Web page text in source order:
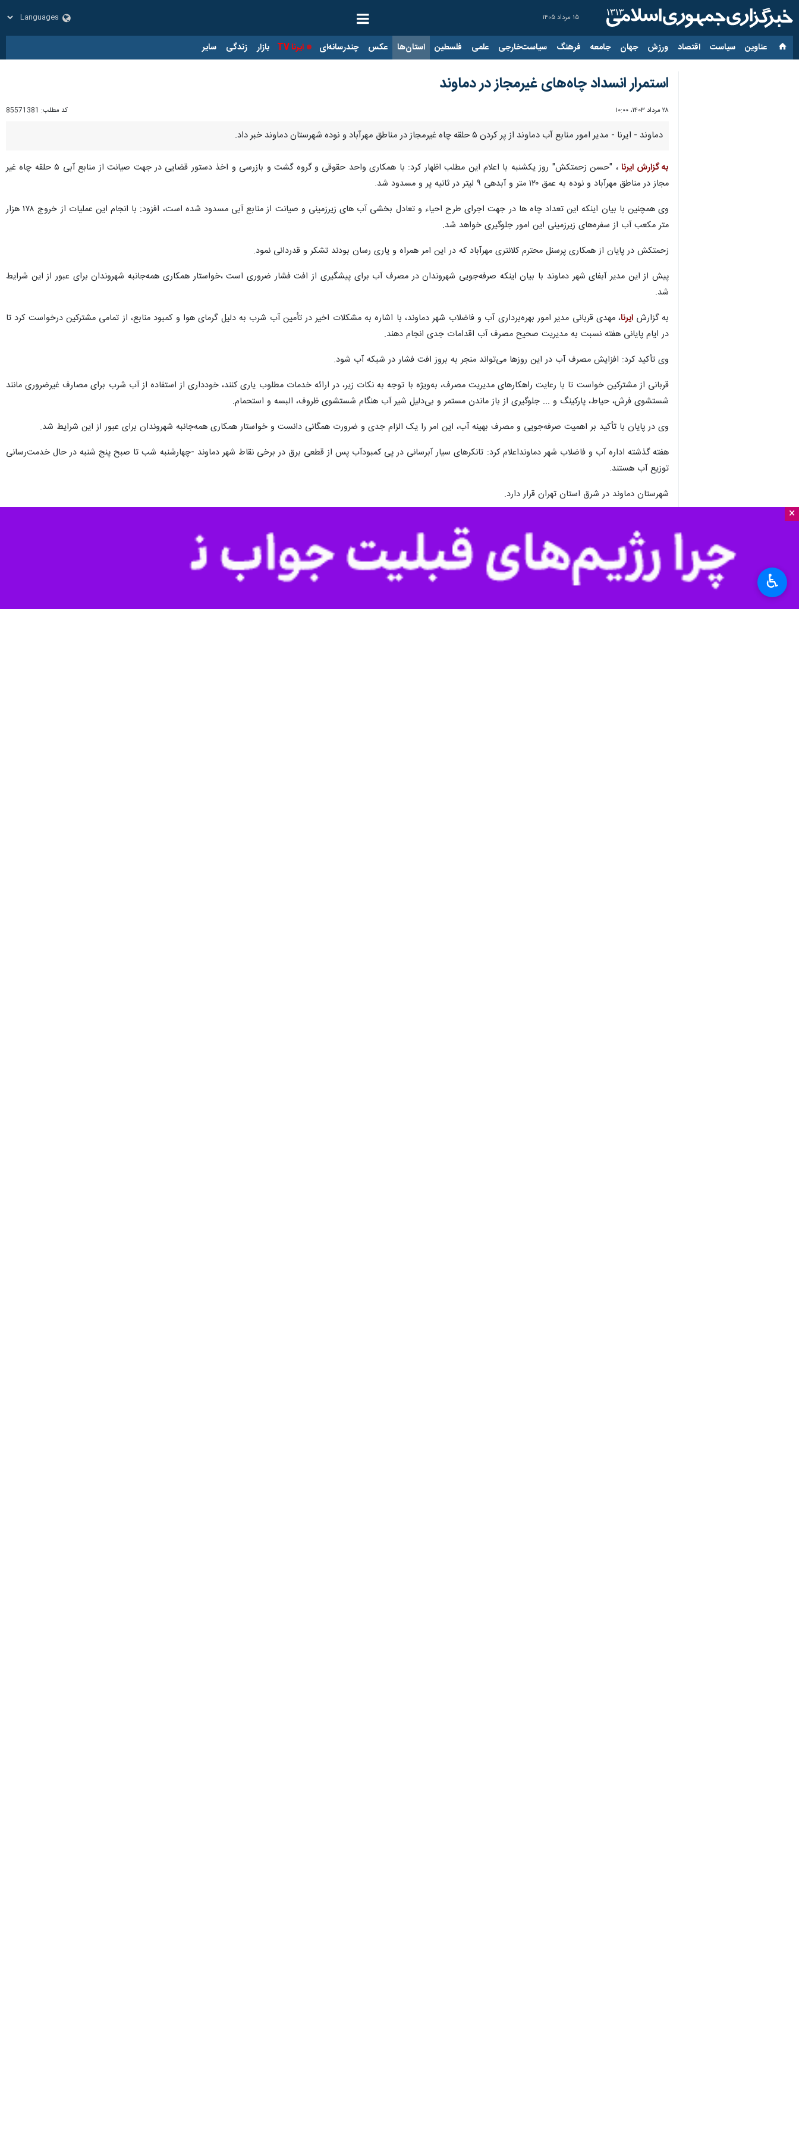
۱۵ مرداد ۱۴۰۵
عناوین‌ سیاست اقتصاد ورزش جهان جامعه فرهنگ سیاست‌خارجی علمی فلسطین استان‌ها عکس چندرسانه‌ای ایرنا TV بازار زندگی سایر
×
استمرار انسداد چاه‌های غیرمجاز در دماوند
۲۸ مرداد ۱۴۰۳، ۱۰:۰۰ کد مطلب: 85571381
دماوند - ایرنا - مدیر امور منابع آب دماوند از پر کردن ۵ حلقه چاه غیرمجاز در مناطق مهرآباد و نوده شهرستان دماوند خبر داد.
به گزارش ایرنا
، "حسن زحمتکش" روز یکشنبه با اعلام این مطلب اظهار کرد: با همکاری واحد حقوقی و گروه گشت و بازرسی و اخذ دستور قضایی در جهت صیانت از منابع آبی ۵ حلقه چاه غیر
مجاز در مناطق مهرآباد و نوده به عمق ۱۲۰ متر و آبدهی ۹ لیتر در ثانیه پر و مسدود شد.
وی همچنین با بیان اینکه این تعداد چاه ها در جهت اجرای طرح احیاء و تعادل بخشی آب های زیرزمینی و صیانت از منابع آبی مسدود شده است، افزود: با انجام این عملیات از خروج ۱۷۸ هزار
متر مکعب آب از سفره‌های زیرزمینی این امور جلوگیری خواهد شد.
زحمتکش در پایان از همکاری پرسنل محترم کلانتری مهرآباد که در این امر همراه و یاری رسان بودند تشکر و قدردانی نمود.
پیش از این مدیر آبفای شهر دماوند با بیان اینکه صرفه‌جویی شهروندان در مصرف آب برای پیشگیری از افت فشار ضروری است ،خواستار همکاری همه‌جانبه شهروندان برای عبور از این شرایط
شد.
به گزارش ایرنا، مهدی قربانی مدیر امور بهره‌برداری آب و فاضلاب شهر دماوند، با اشاره به مشکلات اخیر در تأمین آب شرب به دلیل گرمای هوا و کمبود منابع، از تمامی مشترکین درخواست کرد تا
در ایام پایانی هفته نسبت به مدیریت صحیح مصرف آب اقدامات جدی انجام دهند.
وی تأکید کرد: افزایش مصرف آب در این روزها می‌تواند منجر به بروز افت فشار در شبکه آب شود.
قربانی از مشترکین خواست تا با رعایت راهکارهای مدیریت مصرف، به‌ویژه با توجه به نکات زیر، در ارائه خدمات مطلوب یاری کنند، خودداری از استفاده از آب شرب برای مصارف غیرضروری مانند
شستشوی فرش، حیاط، پارکینگ و ... جلوگیری از باز ماندن مستمر و بی‌دلیل شیر آب هنگام شستشوی ظروف، البسه و استحمام.
وی در پایان با تأکید بر اهمیت صرفه‌جویی و مصرف بهینه آب، این امر را یک الزام جدی و ضرورت همگانی دانست و خواستار همکاری همه‌جانبه شهروندان برای عبور از این شرایط شد.
هفته گذشته اداره آب و فاضلاب شهر دماونداعلام کرد: تانکرهای سیار آبرسانی در پی کمبودآب پس از قطعی برق در برخی نقاط شهر دماوند -چهارشنبه شب تا صبح پنج شنبه در حال خدمت‌رسانی
توزیع آب هستند.
شهرستان دماوند در شرق استان تهران قرار دارد.
برچسب‌ها
معاونت آب و آبفا وزارت نیرو
♿︎